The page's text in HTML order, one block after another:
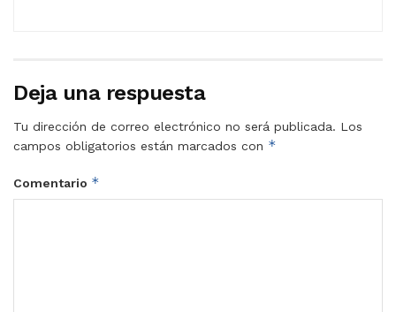
Deja una respuesta
Tu dirección de correo electrónico no será publicada. Los
campos obligatorios están marcados con *
Comentario *